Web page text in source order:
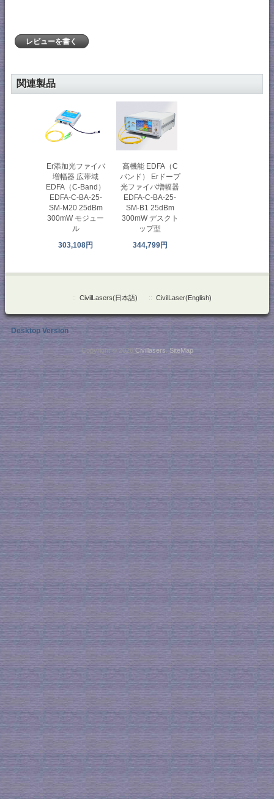
レビューを書く
関連製品
Er添加光ファイバ
増幅器 広帯域
EDFA（C-Band）
EDFA-C-BA-25-
SM-M20 25dBm
300mW モジュー
ル
303,108円
高機能 EDFA（C
バンド） Erドープ
光ファイバ増幅器
EDFA-C-BA-25-
SM-B1 25dBm
300mW デスクト
ップ型
344,799円
:: CivilLasers(日本語) :: CivilLaser(English)
Desktop Version
Copyright © 2026 Civillasers SiteMap